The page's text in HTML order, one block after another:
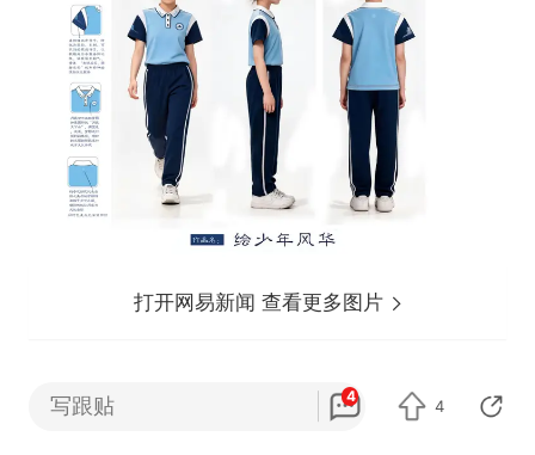
打开网易新闻 查看更多图片
写跟贴 4
4